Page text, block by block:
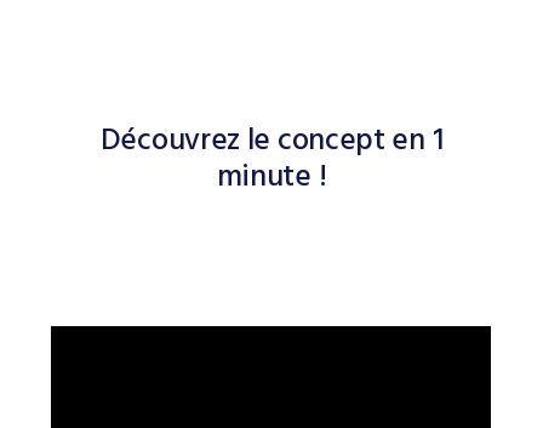
Découvrez le concept en 1
minute !